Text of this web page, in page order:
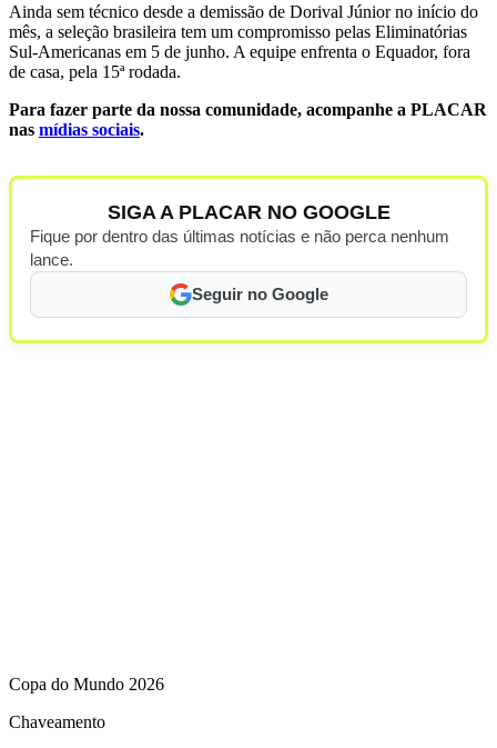
Ainda sem técnico desde a demissão de Dorival Júnior no início do
mês, a seleção brasileira tem um compromisso pelas Eliminatórias
Sul-Americanas em 5 de junho. A equipe enfrenta o Equador, fora
de casa, pela 15ª rodada.
Para fazer parte da nossa comunidade, acompanhe a PLACAR
nas mídias sociais.
SIGA A PLACAR NO GOOGLE
Fique por dentro das últimas notícias e não perca nenhum
lance.
Seguir no Google
Copa do Mundo 2026
Chaveamento